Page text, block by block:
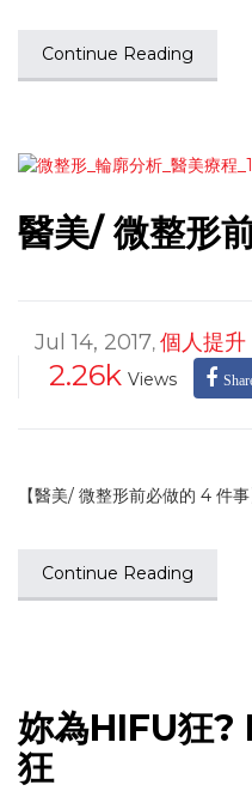
Continue Reading
醫美/ 微整形
Jul 14, 2017, 個人提升
2.26k Views
【醫美/ 微整形前必做的 4 件
Continue Reading
妳為HIFU狂?
狂